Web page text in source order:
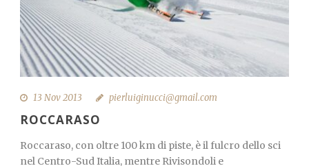
13 Nov 2013 pierluiginucci@gmail.com
ROCCARASO
Roccaraso, con oltre 100 km di piste, è il fulcro dello sci
nel Centro-Sud Italia, mentre Rivisondoli e